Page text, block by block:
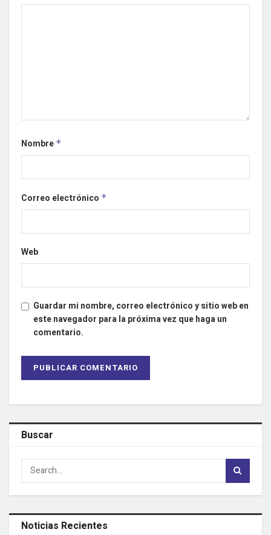
Nombre *
Correo electrónico *
Web
Guardar mi nombre, correo electrónico y sitio web en
este navegador para la próxima vez que haga un
comentario.
Buscar
Noticias Recientes